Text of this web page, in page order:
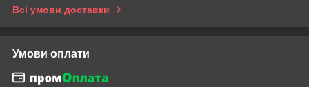
Всі умови доставки
Умови оплати